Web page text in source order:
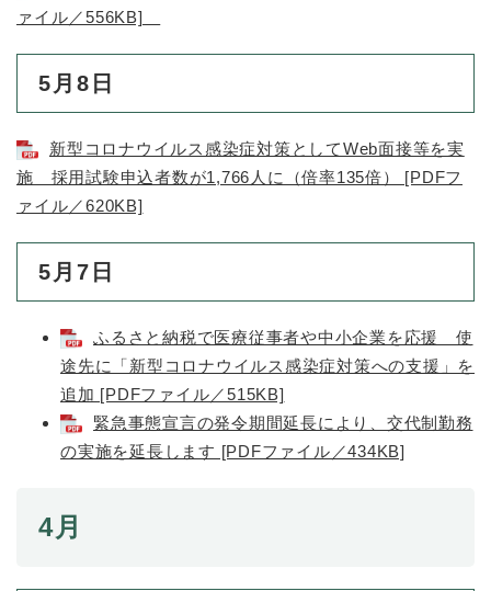
ァイル／556KB]
5月8日
新型コロナウイルス感染症対策としてWeb面接等を実
施 採用試験申込者数が1,766人に（倍率135倍） [PDFフ
ァイル／620KB]
5月7日
ふるさと納税で医療従事者や中小企業を応援 使
途先に「新型コロナウイルス感染症対策への支援」を
追加 [PDFファイル／515KB]
緊急事態宣言の発令期間延長により、交代制勤務
の実施を延長します [PDFファイル／434KB]
4月